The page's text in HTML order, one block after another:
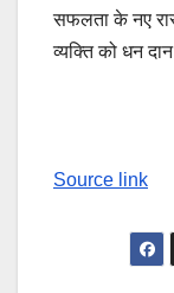
सफलता के नए
व्यक्ति को धन
Source link